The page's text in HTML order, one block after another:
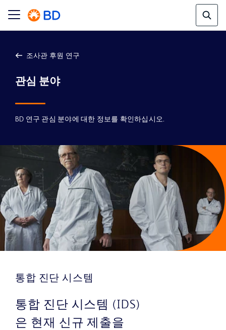
조사관 후원 연구
관심 분야
BD 연구 관심 분야에 대한 정보를 확인하십시오.
통합 진단 시스템
통합 진단 시스템 (IDS)
은 현재 신규 제출을